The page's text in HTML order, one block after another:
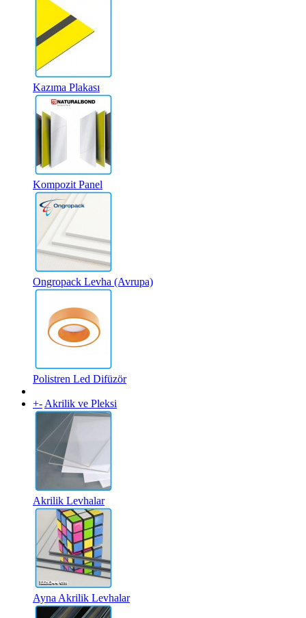
Kazıma Plakası
Kompozit Panel
Ongropack Levha (Avrupa)
Polistren Led Difüzör
+- Akrilik ve Pleksi
Akrilik Levhalar
Ayna Akrilik Levhalar